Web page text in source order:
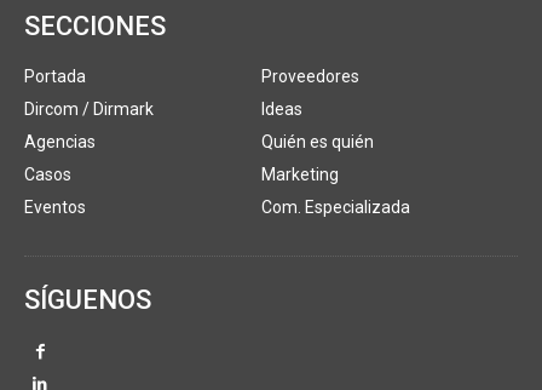
SECCIONES
Portada
Dircom / Dirmark
Agencias
Casos
Eventos
Proveedores
Ideas
Quién es quién
Marketing
Com. Especializada
SÍGUENOS